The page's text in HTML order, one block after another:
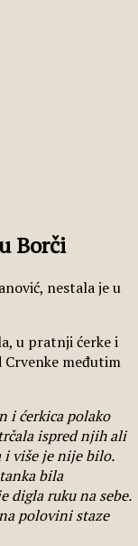
Borči
nestala je u
u pratnji ćerke i
Crvenke međutim
i ćerkica polako
ispred njih ali
više je nije bilo.
bila
digla ruku na sebe.
polovini staze